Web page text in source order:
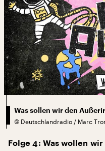
Was sollen wir den
© Deutschlandradio / Marc
Folge 4: Was wollen wir